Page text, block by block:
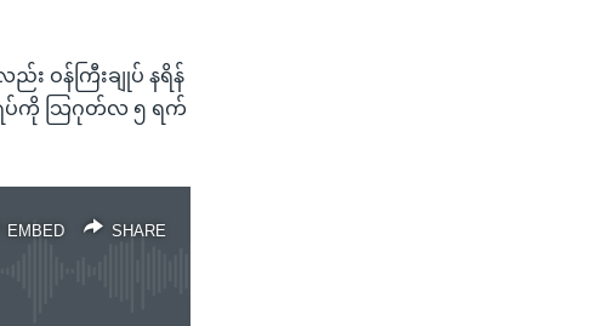
း ဝန်ကြီးချုပ် နရိန်
ပ်ကို သြဂုတ်လ ၅ ရက်
EMBED SHARE